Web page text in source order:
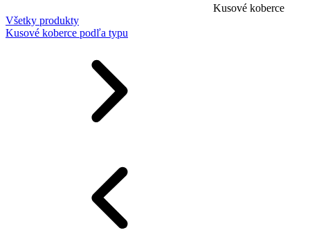
Kusové koberce
Všetky produkty
Kusové koberce podľa typu